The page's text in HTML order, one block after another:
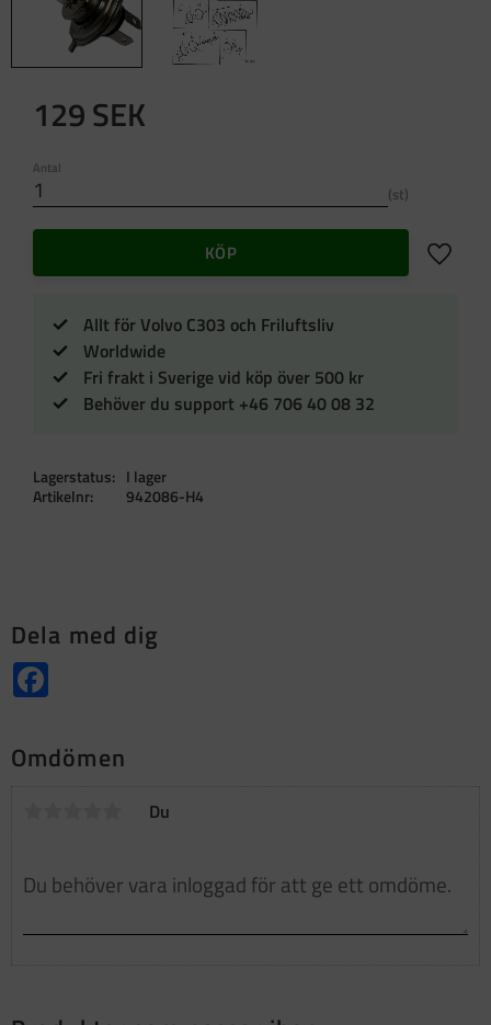
129SEK
Antal
st
KÖP Lägg
Allt för Volvo C303 och Friluftsliv
Worldwide
Fri frakt i Sverige vid köp över 500 kr
Behöver du support +46 706 40 08 32
Lagerstatus
I lager
Artikelnr
942086-H4
Dela med dig
Omdömen
Du